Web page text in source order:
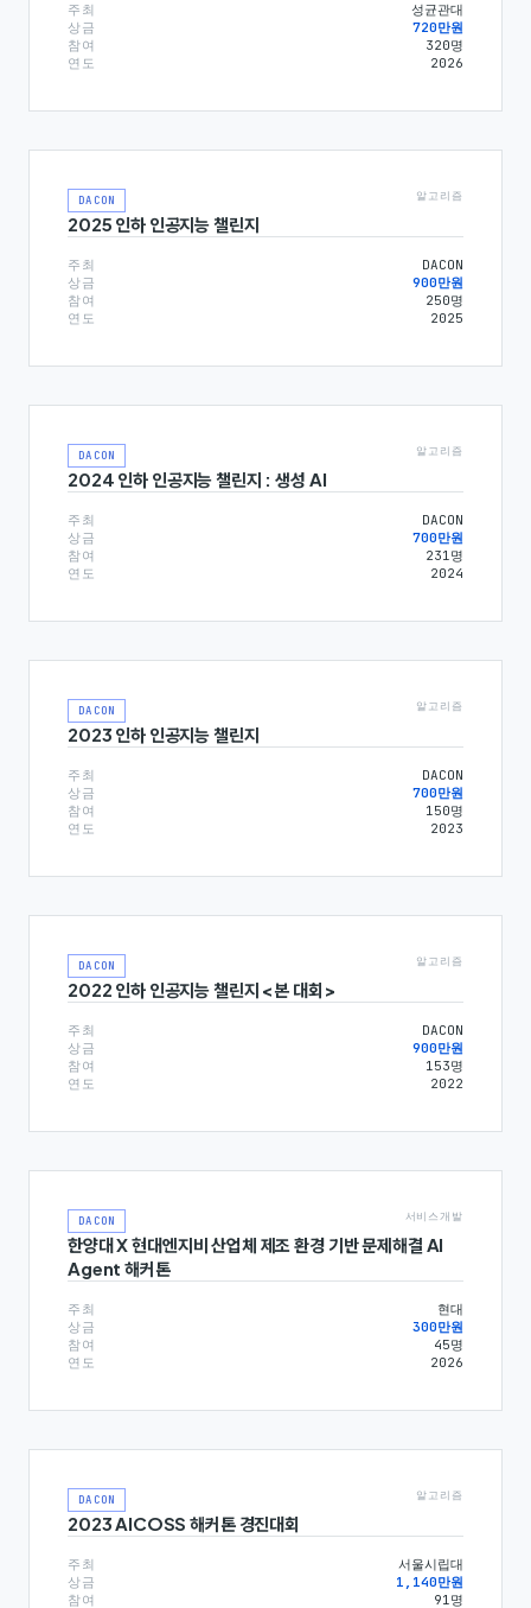
주최
성균관대
상금
720만원
참여
320명
연도
2026
DACON 알고리즘
2025 인하 인공지능 챌린지
주최
DACON
상금
900만원
참여
250명
연도
2025
DACON 알고리즘
2024 인하 인공지능 챌린지 : 생성 AI
주최
DACON
상금
700만원
참여
231명
연도
2024
DACON 알고리즘
2023 인하 인공지능 챌린지
주최
DACON
상금
700만원
참여
150명
연도
2023
DACON 알고리즘
2022 인하 인공지능 챌린지 <본 대회>
주최
DACON
상금
900만원
참여
153명
연도
2022
DACON 서비스개발
한양대 X 현대엔지비 산업체 제조 환경 기반 문제해결 AI
Agent 해커톤
주최
현대
상금
300만원
참여
45명
연도
2026
DACON 알고리즘
2023 AICOSS 해커톤 경진대회
주최
서울시립대
상금
1,140만원
참여
91명